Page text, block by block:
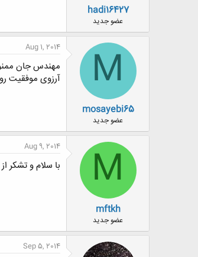
و
hadi16427
عضو جدید
M
mosayebi65
عضو جدید
Aug 1, 2014
مهندس جان
آرزوی موفقیت
M
mftkh
عضو جدید
Aug 9, 2014
با سلام و تشکر
Sep 5, 2014